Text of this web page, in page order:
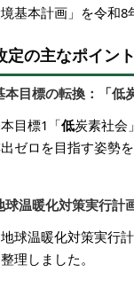
基本計画」を令和8
定の主なポイント
本目標の転換：「低
目標1「低炭素社会
ゼロを目指す姿勢
球温暖化対策実行計
球温暖化対策実行
理しました。